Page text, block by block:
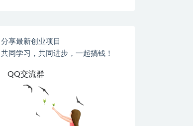
分享最新创业项目
共同学习，共同进步，一起搞钱！
QQ交流群